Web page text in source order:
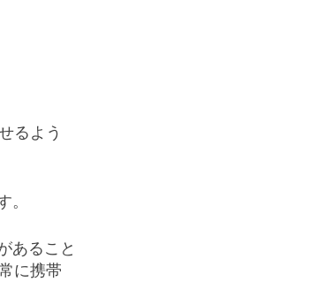
るよう
あること
に携帯